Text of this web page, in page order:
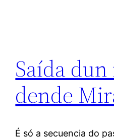
Saída
dende
É só a secuencia do